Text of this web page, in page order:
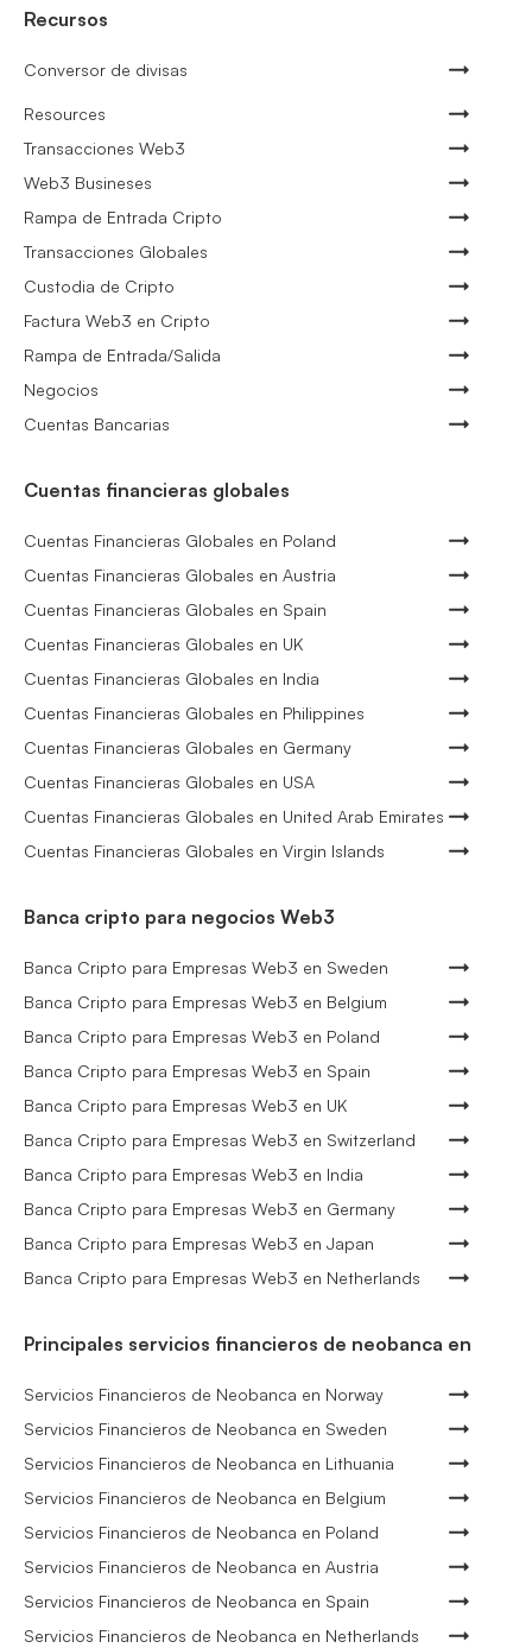
Recursos
Conversor de divisas
Resources
Transacciones Web3
Web3 Busineses
Rampa de Entrada Cripto
Transacciones Globales
Custodia de Cripto
Factura Web3 en Cripto
Rampa de Entrada/Salida
Negocios
Cuentas Bancarias
Cuentas financieras globales
Cuentas Financieras Globales en Poland
Cuentas Financieras Globales en Austria
Cuentas Financieras Globales en Spain
Cuentas Financieras Globales en UK
Cuentas Financieras Globales en India
Cuentas Financieras Globales en Philippines
Cuentas Financieras Globales en Germany
Cuentas Financieras Globales en USA
Cuentas Financieras Globales en United Arab Emirates
Cuentas Financieras Globales en Virgin Islands
Banca cripto para negocios Web3
Banca Cripto para Empresas Web3 en Sweden
Banca Cripto para Empresas Web3 en Belgium
Banca Cripto para Empresas Web3 en Poland
Banca Cripto para Empresas Web3 en Spain
Banca Cripto para Empresas Web3 en UK
Banca Cripto para Empresas Web3 en Switzerland
Banca Cripto para Empresas Web3 en India
Banca Cripto para Empresas Web3 en Germany
Banca Cripto para Empresas Web3 en Japan
Banca Cripto para Empresas Web3 en Netherlands
Principales servicios financieros de neobanca en
Servicios Financieros de Neobanca en Norway
Servicios Financieros de Neobanca en Sweden
Servicios Financieros de Neobanca en Lithuania
Servicios Financieros de Neobanca en Belgium
Servicios Financieros de Neobanca en Poland
Servicios Financieros de Neobanca en Austria
Servicios Financieros de Neobanca en Spain
Servicios Financieros de Neobanca en Netherlands